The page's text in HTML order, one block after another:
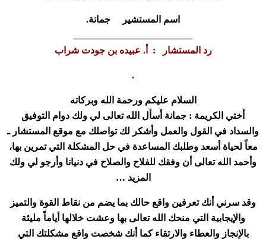
اسم المستشير جمانة.
رد المستشار : أ. عبيده بن جودت شراب
.
السلام عليكم ورحمة الله وبركاته
أختي الكريمة : جمانة أسأل الله تعالى لي ولك دوام التوفيق
والسداد في القول والعمل وأشكر لك تواصلك مع موقع المستشار ـ
معاً لحياة أسعد وطلبك المساعدة في حل المشكلة التي تمرين بها،
وأحمد الله تعالى أن وفقك للفلاح والصلاح في دنيانا وأرجو لي ولك
المزيد …
وقد سرني أنك تعرفين واقع حالك بما يضم من نقاط القوة والتميز
والإيجابية التي منحك الله تعالى بها وعشت خلالها أياماً مليئة
بالإنجاز والعطاء والارتقاء كما أنك شخصت واقع مشكلتك التي